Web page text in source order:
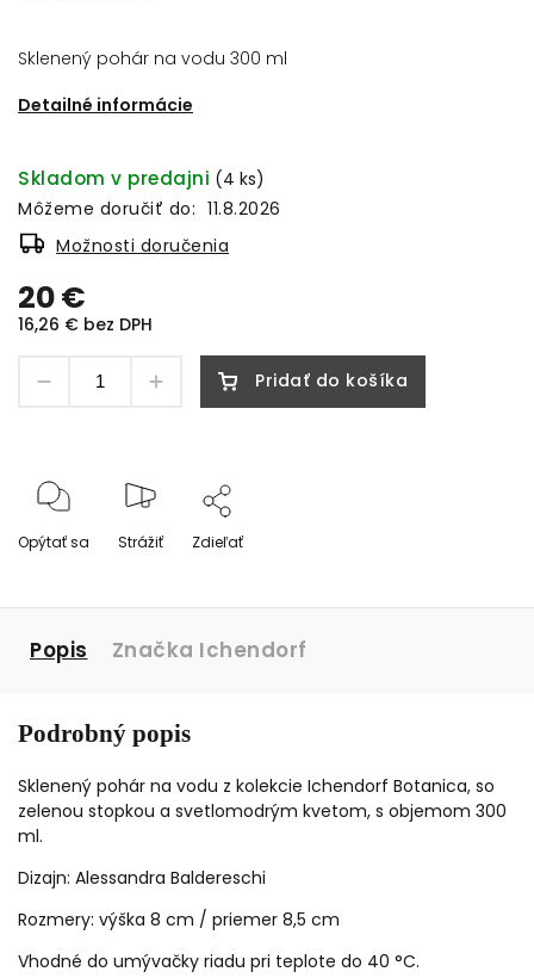
Sklenený pohár na vodu 300 ml
Detailné informácie
20 €
16,26 € bez DPH
Skladom v predajni (4 ks)
Môžeme doručiť do: 11.8.2026
Možnosti doručenia
Pridať do košíka
Opýtať sa Strážiť Zdieľať
Popis Značka Ichendorf
Podrobný popis
Sklenený pohár na vodu z kolekcie Ichendorf Botanica, so
zelenou stopkou a svetlomodrým kvetom, s objemom 300
ml.
Dizajn: Alessandra Baldereschi
Rozmery: výška 8 cm / priemer 8,5 cm
Vhodné do umývačky riadu pri teplote do 40 °C.